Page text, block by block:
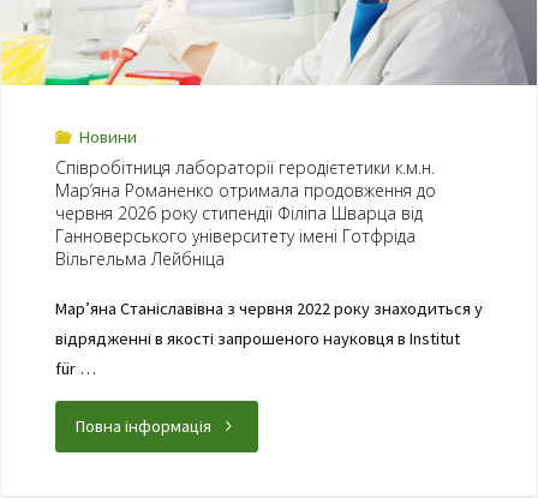
Новини
Співробітниця лабораторії геродієтетики к.м.н.
Мар’яна Романенко отримала продовження до
червня 2026 року стипендії Філіпа Шварца від
Ганноверського університету імені Готфріда
Вільгельма Лейбніца
Мар’яна Станіславівна з червня 2022 року знаходиться у
відрядженні в якості запрошеного науковця в Institut
für …
Повна інформація